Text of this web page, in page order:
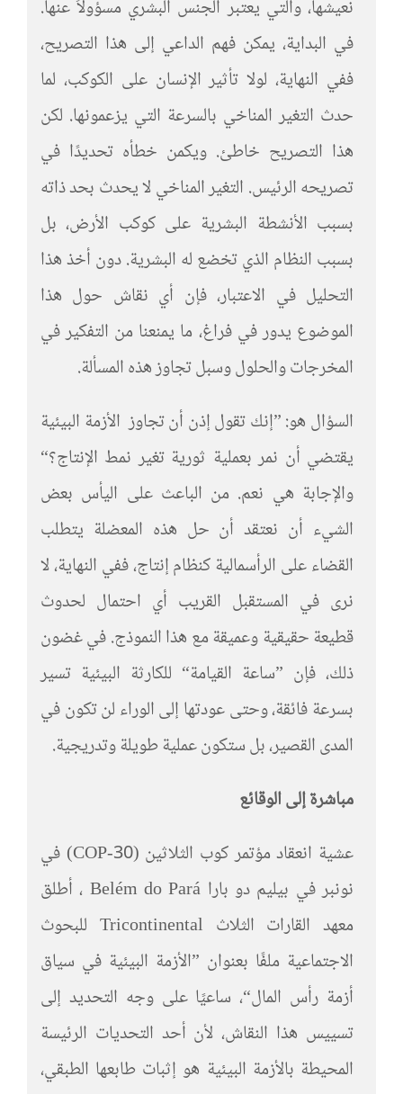
نعيشها، والتي يعتبر الجنس البشري مسؤولاً عنها.
في البداية، يمكن فهم الداعي إلى هذا التصريح،
ففي النهاية، لولا تأثير الإنسان على الكوكب، لما
حدث التغير المناخي بالسرعة التي يزعمونها. لكن
هذا التصريح خاطئ. ويكمن خطأه تحديدًا في
تصريحه الرئيس. التغير المناخي لا يحدث بحد ذاته
بسبب الأنشطة البشرية على كوكب الأرض، بل
بسبب النظام الذي تخضع له البشرية. دون أخذ هذا
التحليل في الاعتبار، فإن أي نقاش حول هذا
الموضوع يدور في فراغ، ما يمنعنا من التفكير في
المخرجات والحلول وسبل تجاوز هذه المسألة.
السؤال هو: ”إنك تقول إذن أن تجاوز الأزمة البيئية
يقتضي أن نمر بعملية ثورية تغير نمط الإنتاج؟“
والإجابة هي نعم. من الباعث على اليأس بعض
الشيء أن نعتقد أن حل هذه المعضلة يتطلب
القضاء على الرأسمالية كنظام إنتاج، ففي النهاية، لا
نرى في المستقبل القريب أي احتمال لحدوث
قطيعة حقيقية وعميقة مع هذا النموذج. في غضون
ذلك، فإن ”ساعة القيامة“ للكارثة البيئية تسير
بسرعة فائقة، وحتى عودتها إلى الوراء لن تكون في
المدى القصير، بل ستكون عملية طويلة وتدريجية.
مباشرة إلى الوقائع
عشية انعقاد مؤتمر كوب الثلاثين (COP-30) في
نونبر في بيليم دو بارا Belém do Pará ، أطلق
معهد القارات الثلاث Tricontinental للبحوث
الاجتماعية ملفًا بعنوان ”الأزمة البيئية في سياق
أزمة رأس المال“، ساعيًا على وجه التحديد إلى
تسييس هذا النقاش، لأن أحد التحديات الرئيسة
المحيطة بالأزمة البيئية هو إثبات طابعها الطبقي،